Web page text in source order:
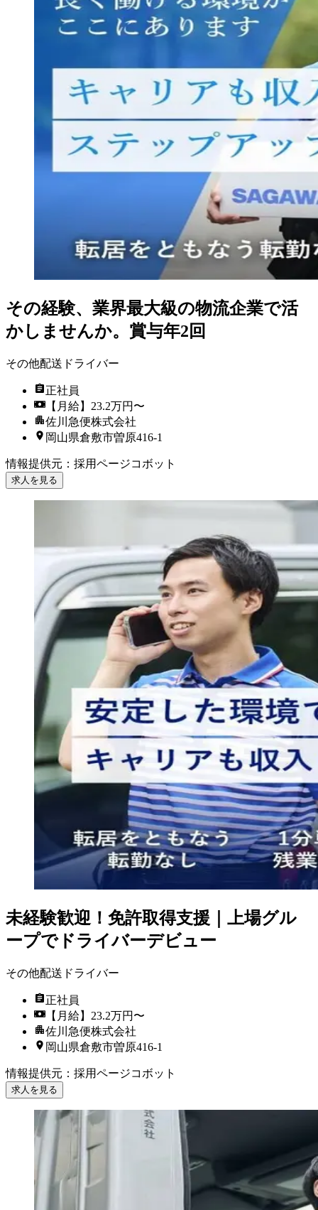
その経験、業界最大級の物流企業で活
かしませんか。賞与年2回
その他配送ドライバー
正社員
【月給】23.2万円〜
佐川急便株式会社
岡山県倉敷市曽原416-1
情報提供元 ： 採用ページコボット
求人を見る
未経験歓迎！免許取得支援｜上場グル
ープでドライバーデビュー
その他配送ドライバー
正社員
【月給】23.2万円〜
佐川急便株式会社
岡山県倉敷市曽原416-1
情報提供元 ： 採用ページコボット
求人を見る